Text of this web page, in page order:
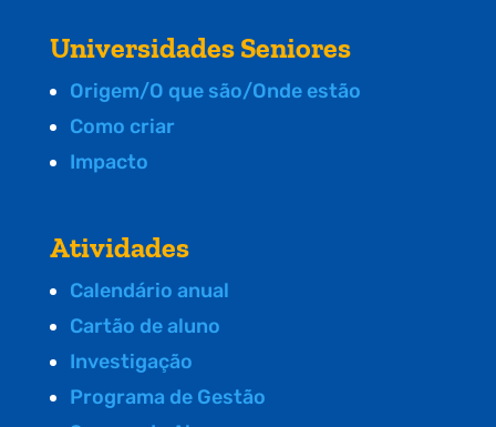
Universidades Seniores
Origem/O que são/Onde estão
Como criar
Impacto
Atividades
Calendário anual
Cartão de aluno
Investigação
Programa de Gestão